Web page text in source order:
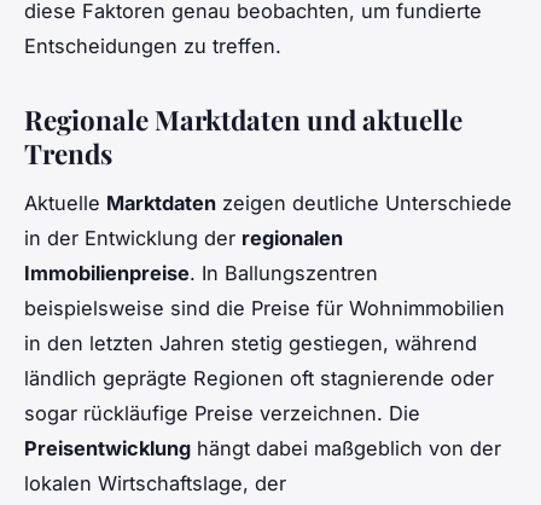
diese Faktoren genau beobachten, um fundierte
Entscheidungen zu treffen.
Regionale Marktdaten und aktuelle
Trends
Aktuelle Marktdaten zeigen deutliche Unterschiede
in der Entwicklung der regionalen
Immobilienpreise. In Ballungszentren
beispielsweise sind die Preise für Wohnimmobilien
in den letzten Jahren stetig gestiegen, während
ländlich geprägte Regionen oft stagnierende oder
sogar rückläufige Preise verzeichnen. Die
Preisentwicklung hängt dabei maßgeblich von der
lokalen Wirtschaftslage, der